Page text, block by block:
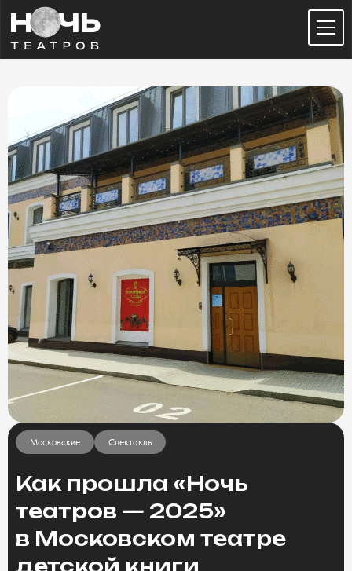
Московские Спектакль
Как прошла «Ночь
театров — 2025»
в Московском театре